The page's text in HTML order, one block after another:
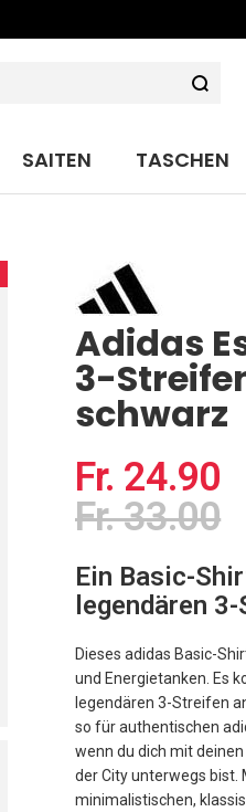
SAITEN TASCHEN
Adidas
3-
schwarz
Fr. 24.90
Fr. 33.00
Ein Basic-
legendären
Dieses adidas Basic-
und Energietanken. Es
legendären 3-Streifen
so für authentischen
wenn du dich mit
der City unterwegs bist.
minimalistischen,